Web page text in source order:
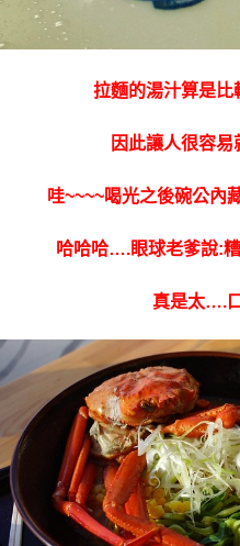
拉麵的湯汁算是比
因此讓人很容易
哇~~~~喝光之後碗公內
哈哈哈….眼球老爹說:
真是太….